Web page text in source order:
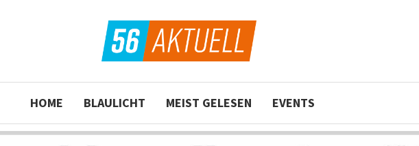
HOME BLAULICHT MEIST GELESEN EVENTS